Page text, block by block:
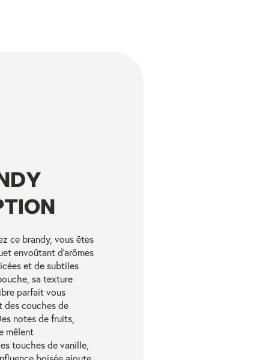
ce brandy, vous êtes
envoûtant d'arômes
et de subtiles
sa texture
parfait vous
des couches de
notes de fruits,
mêlent
touches de vanille,